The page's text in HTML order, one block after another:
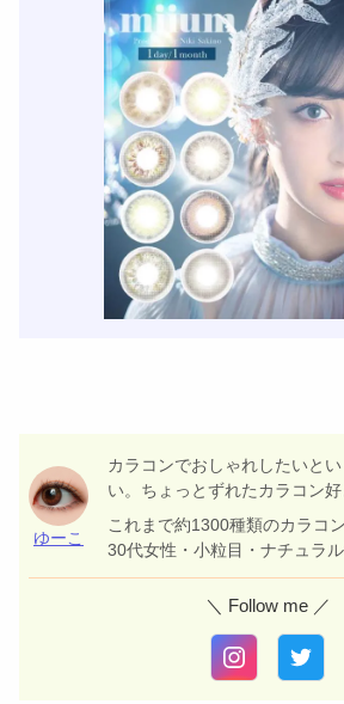
ゆーこ
カラコンでおしゃれしたいと
い。ちょっとずれたカラコン好
これまで約1300種類のカラコ
30代女性・小粒目・ナチュラル
＼ Follow me ／